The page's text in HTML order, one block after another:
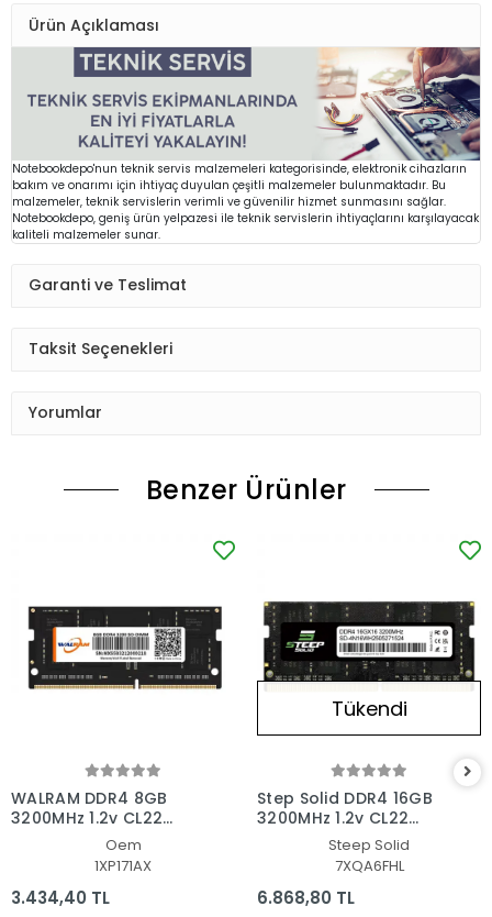
Ürün Açıklaması
Notebookdepo'nun teknik servis malzemeleri kategorisinde, elektronik cihazların
bakım ve onarımı için ihtiyaç duyulan çeşitli malzemeler bulunmaktadır. Bu
malzemeler, teknik servislerin verimli ve güvenilir hizmet sunmasını sağlar.
Notebookdepo, geniş ürün yelpazesi ile teknik servislerin ihtiyaçlarını karşılayacak
kaliteli malzemeler sunar.
Garanti ve Teslimat
Taksit Seçenekleri
Yorumlar
Benzer Ürünler
WALRAM DDR4 8GB
3200MHz 1.2v CL22
Notebook Ram
Oem
1XP171AX
3.434,40 TL
Tükendi
Step Solid DDR4 16GB
3200MHz 1.2v CL22
Notebook Ram
Steep Solid
7XQA6FHL
6.868,80 TL